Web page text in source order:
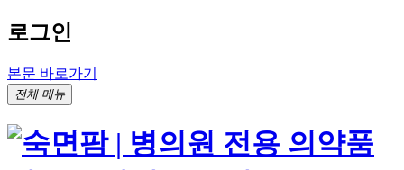
로그인
본문 바로가기
전체 메뉴